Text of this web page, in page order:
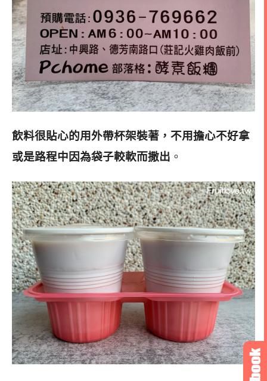
飲料很貼心的用外帶杯架裝著，不用擔心不好拿
或是路程中因為袋子較軟而撒出 。